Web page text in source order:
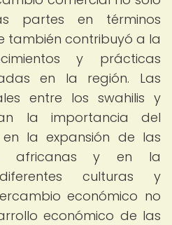
partes en términos
también contribuyó a la
y prácticas
en la región. Las
entre los swahilis y
la importancia del
la expansión de las
africanas y en la
culturas y
económico no
económico de las